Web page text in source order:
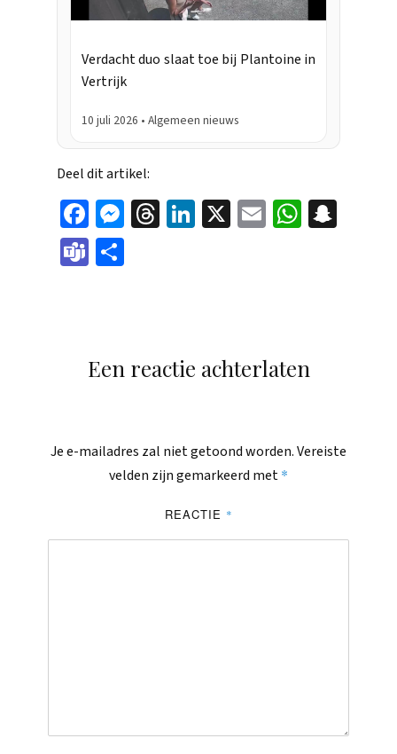
Verdacht duo slaat toe bij Plantoine in
Vertrijk
10 juli 2026 • Algemeen nieuws
Deel dit artikel:
Face
boo
Mes
Thr
Link
Ema
Wha
Tea
Een reactie achterlaten
Je e-mailadres zal niet getoond worden.Vereiste
velden zijn gemarkeerd met*
REACTIE *